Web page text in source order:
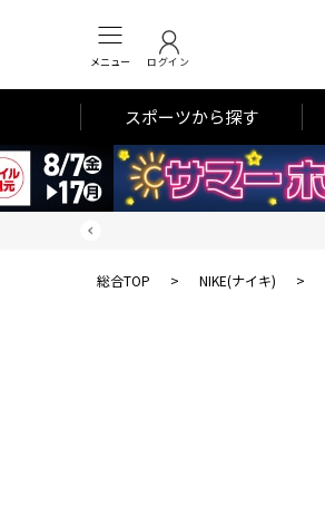
メニュー ログイン
スポーツから探す
総合TOP > NIKE(ナイキ) >